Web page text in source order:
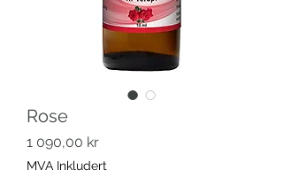
Rose
1 090,00 krPris
MVA Inkludert